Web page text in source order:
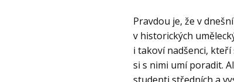
Pravdou je, že v
v historických
i takoví nadšenci,
si s nimi umí poradit.